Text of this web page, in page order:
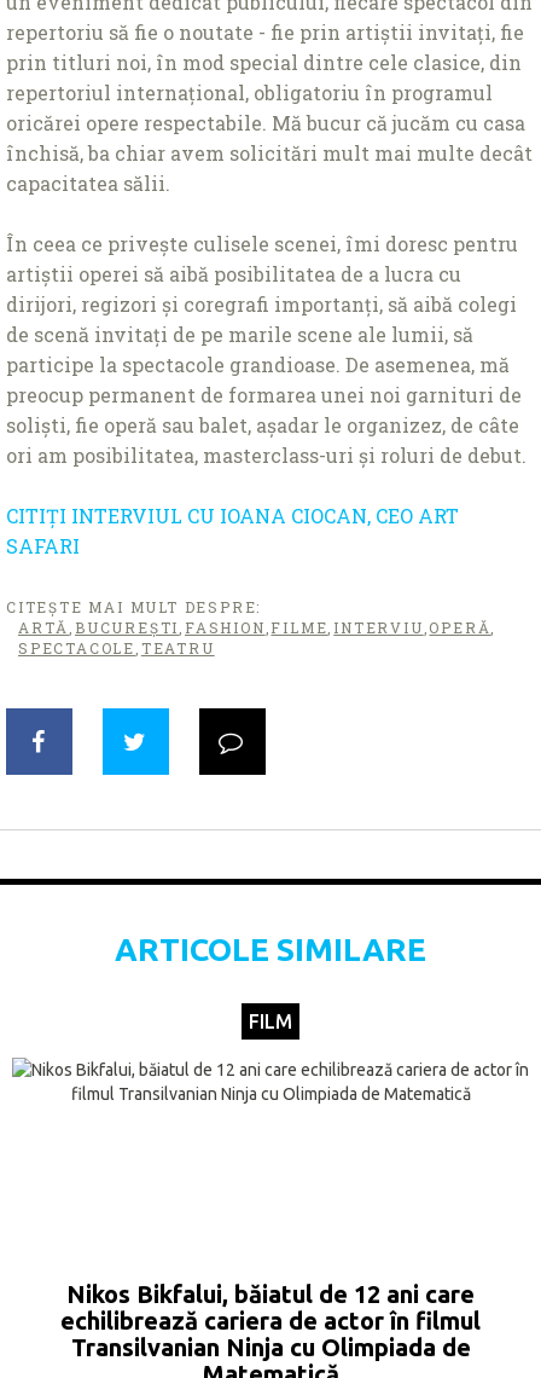
repertoriu să fie o noutate - fie prin artiștii invitaţi, fie
prin titluri noi, în mod special dintre cele clasice, din
repertoriul internaţional, obligatoriu în programul
oricărei opere respectabile. Mă bucur că jucăm cu casa
închisă, ba chiar avem solicitări mult mai multe decât
capacitatea sălii.
În ceea ce privește culisele scenei, îmi doresc pentru
artiștii operei să aibă posibilitatea de a lucra cu
dirijori, regizori și coregrafi importanţi, să aibă colegi
de scenă invitaţi de pe marile scene ale lumii, să
participe la spectacole grandioase. De asemenea, mă
preocup permanent de formarea unei noi garnituri de
soliști, fie operă sau balet, așadar le organizez, de câte
ori am posibilitatea, masterclass-uri și roluri de debut.
CITIŢI INTERVIUL CU IOANA CIOCAN, CEO ART
SAFARI
CITEȘTE MAI MULT DESPRE:
ARTĂ BUCUREŞTI FASHION FILME INTERVIU OPERĂ
SPECTACOLE TEATRU
ARTICOLE SIMILARE
FILM
Nikos Bikfalui, băiatul de 12 ani care
echilibrează cariera de actor în filmul
Transilvanian Ninja cu Olimpiada de